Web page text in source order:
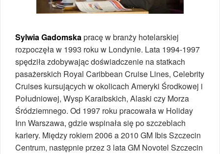
Sylwia Gadomskapracę w branży hotelarskiej
rozpoczęła w 1993 roku w Londynie. Lata 1994-1997
spędziła zdobywając doświadczenie na statkach
pasażerskich Royal Caribbean Cruise Lines, Celebrity
Cruises kursujących w okolicach Ameryki Środkowej i
Południowej, Wysp Karaibskich, Alaski czy Morza
Śródziemnego. Od 1997 roku pracowała w Holiday
Inn Warszawa, gdzie wspinała się po szczeblach
kariery. Między rokiem 2006 a 2010 GM Ibis Szczecin
Centrum, następnie przez 3 lata GM Novotel Szczecin